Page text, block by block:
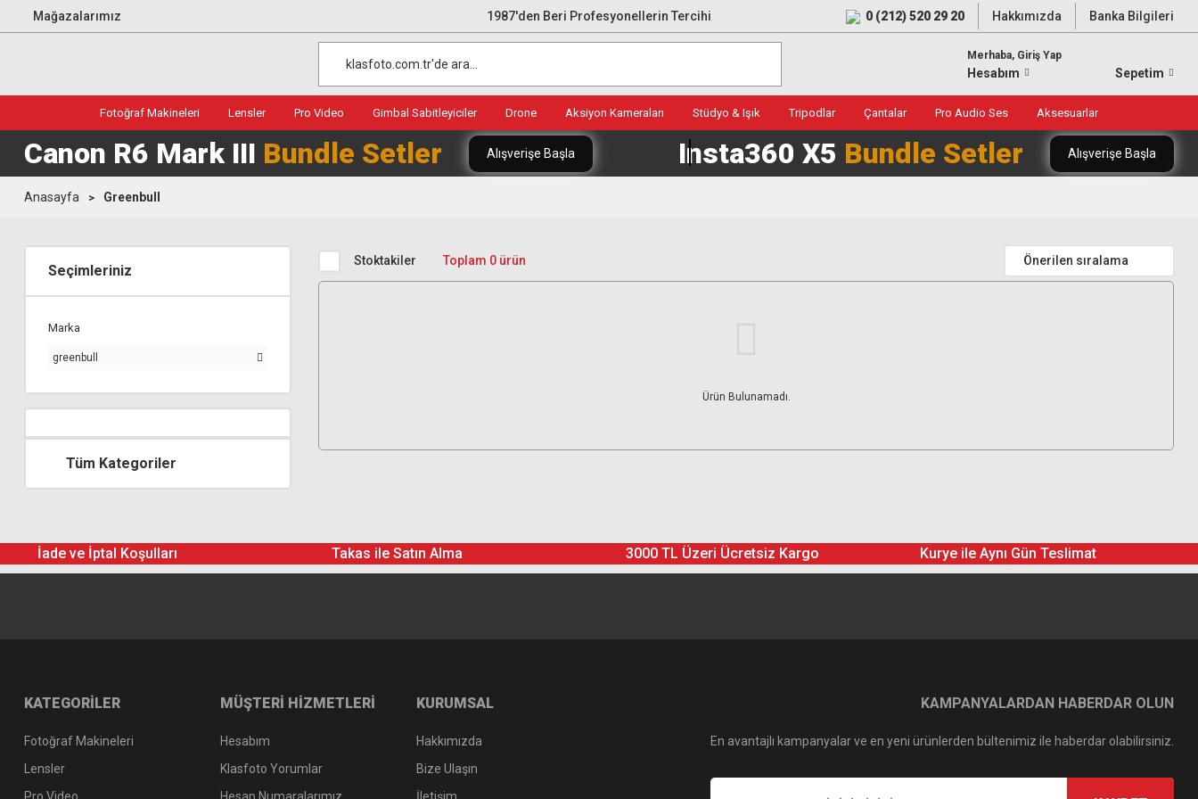
Mağazalarımız 1987'den Beri Profesyonellerin Tercihi 0 (212) 520 29 20 Hakkımızda Banka Bilgileri
Merhaba, Giriş Yap
Hesabım Sepetim
Fotoğraf Makineleri Lensler Pro Video Gimbal Sabitleyiciler Drone Aksiyon Kameraları Stüdyo & Işık Tripodlar Çantalar Pro Audio Ses Aksesuarlar
Canon R6 Mark III Bundle Setler Alışverişe Başla Insta360 X5 Bundle Setler Alışverişe Başla
Anasayfa Greenbull
Seçimleriniz
Marka
greenbull
Tüm Kategoriler
Stoktakiler Toplam 0 ürün
Ürün Bulunamadı.
İade ve İptal Koşulları Takas ile Satın Alma 3000 TL Üzeri Ücretsiz Kargo Kurye ile Aynı Gün Teslimat
KATEGORİLER
Fotoğraf Makineleri
Lensler
MÜŞTERİ HİZMETLERİ
Hesabım
Klasfoto Yorumlar
KURUMSAL
Hakkımızda
Bize Ulaşın
KAMPANYALARDAN HABERDAR OLUN
En avantajlı kampanyalar ve en yeni ürünlerden bültenimiz ile haberdar olabilirsiniz.